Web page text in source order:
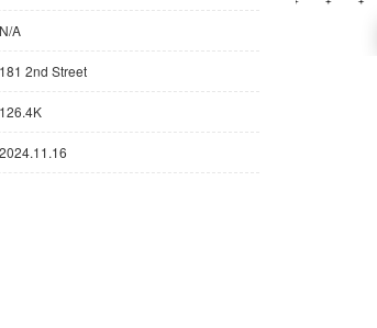
N/A
181 2nd Street
126.4K
2024.11.16